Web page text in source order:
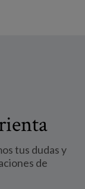
tus dudas y
de